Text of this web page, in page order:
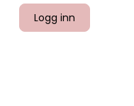
Logg inn